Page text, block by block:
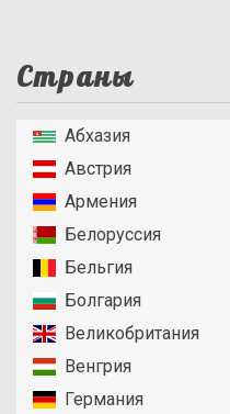
Страны
Абхазия
Австрия
Армения
Белоруссия
Бельгия
Болгария
Великобритания
Венгрия
Германия